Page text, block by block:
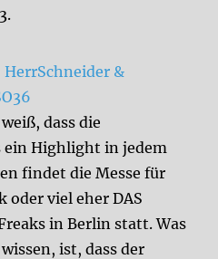
&
dass die
ein Highlight in jedem
findet die Messe für
oder viel eher DAS
in Berlin statt. Was
ist, dass der